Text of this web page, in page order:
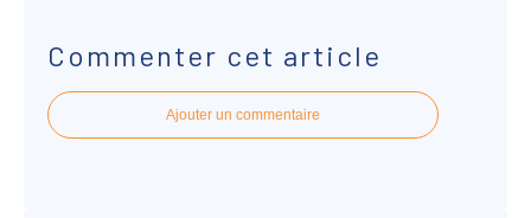
Commenter cet article
Ajouter un commentaire